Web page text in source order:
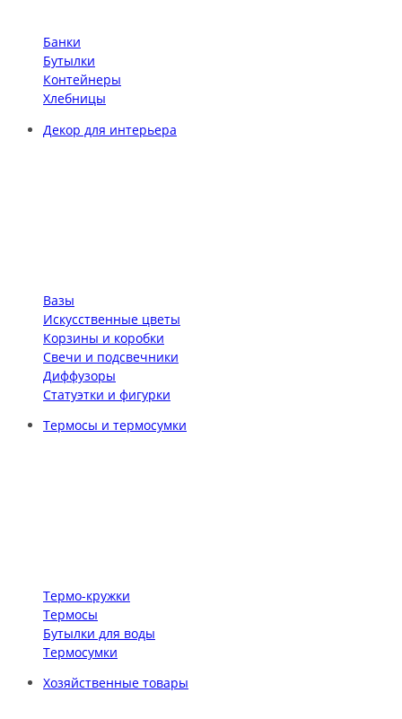
Банки
Бутылки
Контейнеры
Хлебницы
Декор для интерьера
Вазы
Искусственные цветы
Корзины и коробки
Свечи и подсвечники
Диффузоры
Статуэтки и фигурки
Термосы и термосумки
Термо-кружки
Термосы
Бутылки для воды
Термосумки
Хозяйственные товары